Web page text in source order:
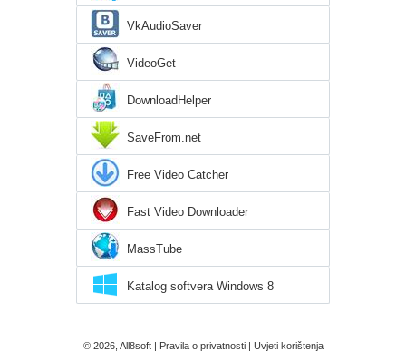
VkAudioSaver
VideoGet
DownloadHelper
SaveFrom.net
Free Video Catcher
Fast Video Downloader
MassTube
Katalog softvera Windows 8
© 2026, All8soft | Pravila o privatnosti| Uvjeti korištenja